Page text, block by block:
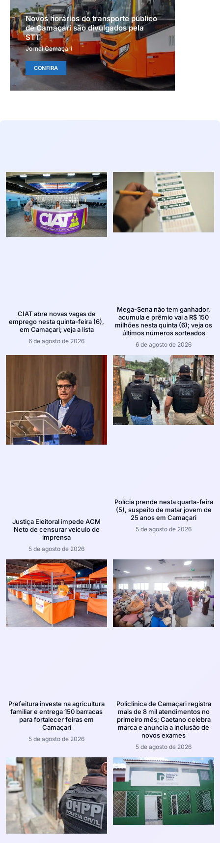
Novos horários do transporte público
de Camaçari são divulgados pela
STT
Jornal Camaçari
CONFIRA
CIAT abre novas vagas de
emprego nesta quinta-feira (6),
em Camaçari; veja a lista
6 de agosto de 2026
Mega-Sena não tem ganhador,
acumula e prêmio vai a R$ 150
milhões nesta quinta (6); veja os
últimos números sorteados
6 de agosto de 2026
Justiça Eleitoral impede ACM
Neto de censurar veículo de
imprensa
5 de agosto de 2026
Polícia prende nesta quarta-feira
(5), suspeito de matar jovem de
25 anos em Camaçari
5 de agosto de 2026
Prefeitura investe na agricultura
familiar e entrega 150 barracas
para fortalecer feiras em
Camaçari
5 de agosto de 2026
Policlínica de Camaçari registra
mais de 8 mil atendimentos no
primeiro mês; Caetano celebra
marca e anuncia a inclusão de
novos exames
5 de agosto de 2026